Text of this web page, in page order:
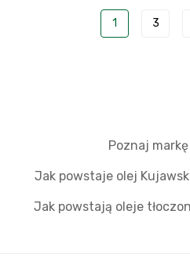
1 3
Poznaj
Jak powstaje olej
Jak powstają oleje